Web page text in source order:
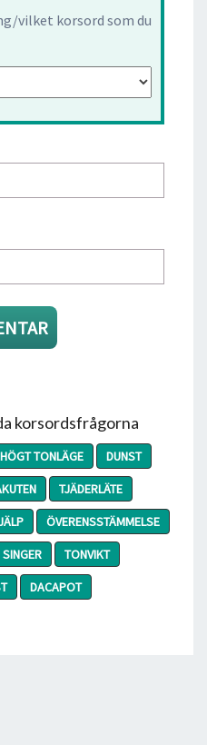
vilket korsord som du
korsordsfrågorna
HÖGT TONLÄGE
DUNST
TJÄDERLÄTE
ÖVERENSSTÄMMELSE
SINGER
TONVIKT
DACAPOT